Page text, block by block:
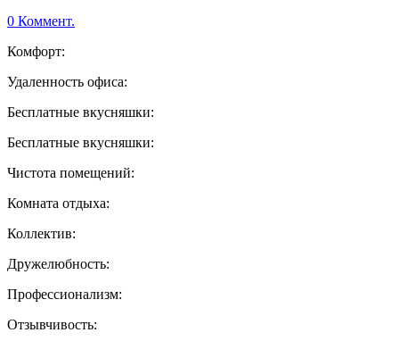
0 Коммент.
Комфорт:
Удаленность офиса:
Бесплатные вкусняшки:
Бесплатные вкусняшки:
Чистота помещений:
Комната отдыха:
Коллектив:
Дружелюбность:
Профессионализм:
Отзывчивость: